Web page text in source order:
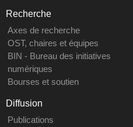
Recherche
Axes de recherche
OST, chaires et équipes
BIN - Bureau des initiatives
numériques
Bourses et soutien
Diffusion
Publications